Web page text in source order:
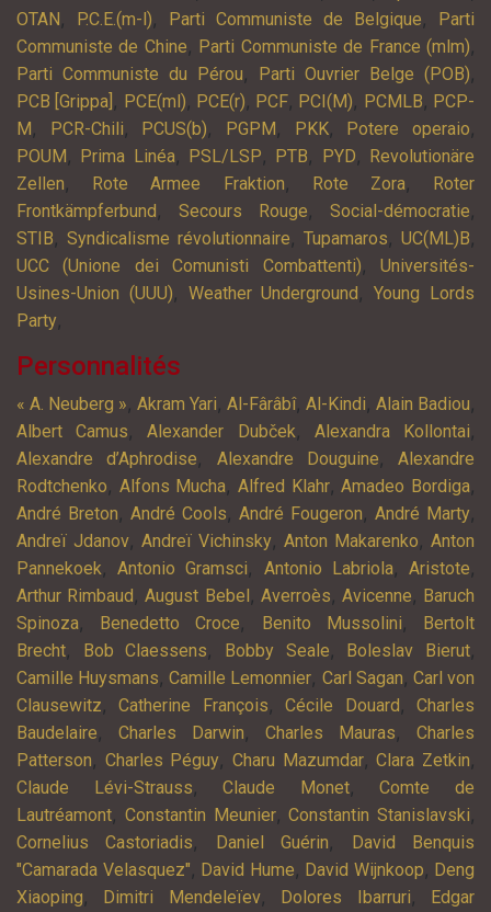
OTAN , P.C.E.(m-l), Parti Communiste de Belgique,
Parti
Communiste de Chine, Parti Communiste de France (mlm),
Parti Communiste du Pérou, Parti Ouvrier Belge (POB),
PCB [Grippa] , PCE(ml), PCE(r), PCF, PCI(M), PCMLB, PCP-
M , PCR-Chili, PCUS(b), PGPM , PKK, Potere operaio,
POUM , Prima Linéa, PSL/LSP, PTB, PYD,
Revolutionäre
Zellen, Rote Armee Fraktion, Rote Zora,
Roter
Frontkämpferbund , Secours Rouge, Social-démocratie,
STIB, Syndicalisme révolutionnaire, Tupamaros, UC(ML)B,
UCC (Unione dei Comunisti Combattenti),Universités-
Usines-Union (UUU), Weather Underground ,Young Lords
Party,
Personnalités
« A. Neuberg », Akram Yari, Al-Fârâbî, Al-Kindi, Alain Badiou,
Albert Camus,Alexander Dubček, Alexandra Kollontai,
Alexandre d’Aphrodise, Alexandre Douguine, Alexandre
Rodtchenko, Alfons Mucha,Alfred Klahr,Amadeo Bordiga,
André Breton, André Cools, André Fougeron, André Marty,
Andreï Jdanov, Andreï Vichinsky, Anton Makarenko, Anton
Pannekoek,Antonio Gramsci, Antonio Labriola,Aristote,
Arthur Rimbaud ,August Bebel , Averroès, Avicenne, Baruch
Spinoza, Benedetto Croce, Benito Mussolini,
Bertolt
Brecht, Bob Claessens, Bobby Seale, Boleslav Bierut,
Camille Huysmans,Camille Lemonnier, Carl Sagan, Carl von
Clausewitz,Catherine François,Cécile Douard ,Charles
Baudelaire, Charles Darwin, Charles Mauras, Charles
Patterson, Charles Péguy,Charu Mazumdar,Clara Zetkin,
Claude Lévi-Strauss,Claude Monet,Comte de
Lautréamont, Constantin Meunier,Constantin Stanislavski,
Cornelius Castoriadis, Daniel Guérin,
David Benquis
"Camarada Velasquez", David Hume, David Wijnkoop, Deng
Xiaoping, Dimitri Mendeleïev, Dolores Ibarruri,
Edgar